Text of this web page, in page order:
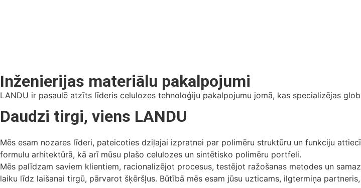
Inženierijas materiālu pakalpojumi
LANDU ir pasaulē atzīts līderis celulozes tehnoloģiju pakalpojumu jomā, kas specializējas
Daudzi tirgi, viens LANDU
Mēs esam nozares līderi, pateicoties dziļajai izpratnei par polimēru struktūru un funkciju
formulu arhitektūrā, kā arī mūsu plašo celulozes un sintētisko polimēru portfeli.
Mēs palīdzam saviem klientiem, racionalizējot procesus, testējot ražošanas metodes un
laiku līdz laišanai tirgū, pārvarot šķēršļus. Būtībā mēs esam jūsu uzticams, ilgtermiņa